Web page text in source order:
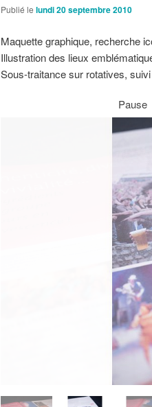
Publié le lundi 20 septembre 2010
Maquette graphique, recherche
Illustration des lieux
Sous-traitance sur rotatives,
Pause